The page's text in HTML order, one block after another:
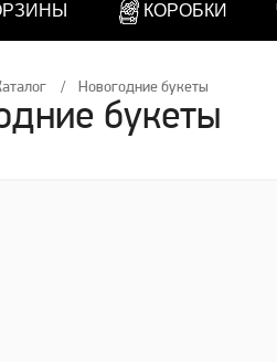
КОРОБКИ
Новогодние букеты
букеты